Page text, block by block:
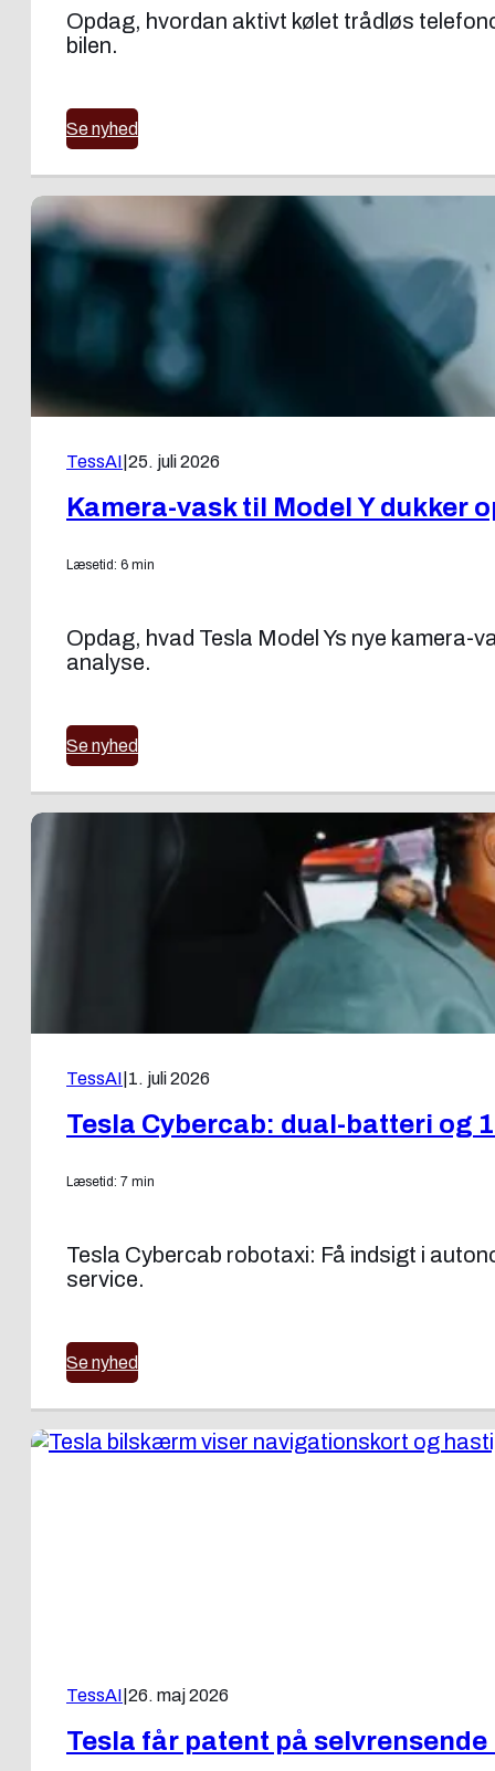
Opdag, hvordan aktivt kølet trådløs
bilen.
Se nyhed
TessAI 25. juli 2026
Kamera-vask til Model Y dukker
Læsetid: 6 min
Opdag, hvad Tesla Model Ys nye
analyse.
Se nyhed
TessAI 1. juli 2026
Tesla Cybercab: dual-batteri og
Læsetid: 7 min
Tesla Cybercab robotaxi: Få indsigt i
service.
Se nyhed
TessAI 26. maj 2026
Tesla får patent på